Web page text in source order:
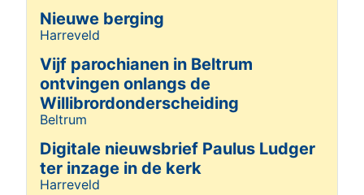
Nieuwe berging
Details
Harreveld
Vijf parochianen in Beltrum
ontvingen onlangs de
Willibrordonderscheiding
Details
Beltrum
Digitale nieuwsbrief Paulus Ludger
ter inzage in de kerk
Details
Harreveld